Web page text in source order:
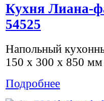
Кухня Лиана-
54525
Напольный
150 x 300 x 850 мм
Подробнее